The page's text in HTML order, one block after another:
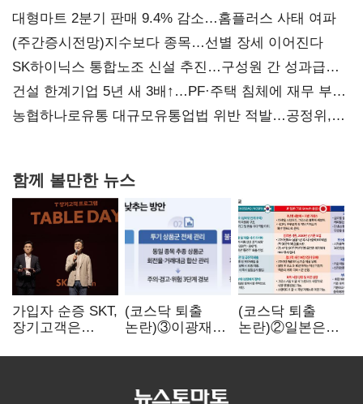
대형마트 2분기 판매 9.4% 감소…홈플러스 사태 여파
(주간증시전망)지수보다 종목…선별 장세 이어진다
SK하이닉스 통합노조 신설 추진…구성원 간 성과급
불만 확산
건설 한계기업 5년 새 3배↑…PF·주택 침체에 재무 부담
확대
농협하나로유통 대규모유통업법 위반 적발…공정위,
함께 볼만한 뉴스
가입자 순증 SKT,
장기고객은
챙긴다
(코스닥 퇴출
논란)③이광재
자동차 없애지는
(코스닥 퇴출
논란)②일본은
기다려주는데